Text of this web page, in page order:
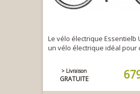
Le vélo électrique Essentielb
un vélo électrique idéal pour
> Livraison
GRATUITE